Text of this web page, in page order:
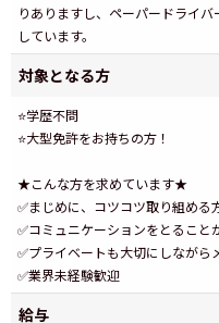
りありますし、ペーパードライ
しています。
対象となる方
⭐学歴不問
⭐大型免許をお持ちの方！
★こんな方を求めています★
✅まじめに、コツコツ取り組める
✅コミュニケーションをとること
✅プライベートも大切にしなが
✅業界未経験歓迎
給与